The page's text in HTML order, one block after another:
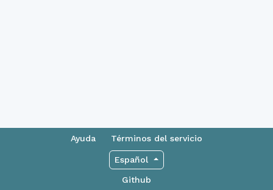
Ayuda Términos del servicio
Español
Github